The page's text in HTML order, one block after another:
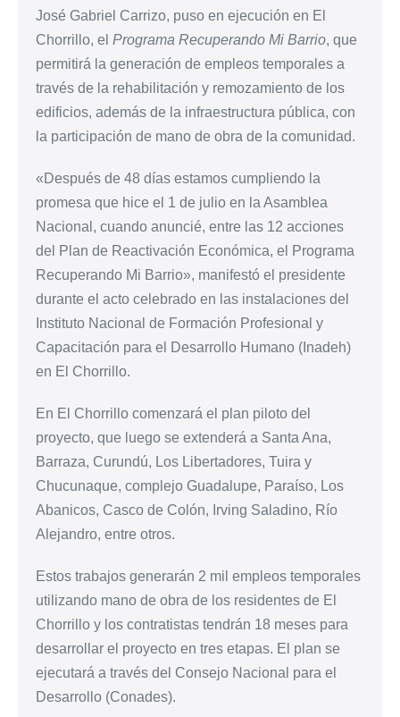
José Gabriel Carrizo, puso en ejecución en El
Chorrillo, el Programa Recuperando Mi Barrio, que
permitirá la generación de empleos temporales a
través de la rehabilitación y remozamiento de los
edificios, además de la infraestructura pública, con
la participación de mano de obra de la comunidad.
«Después de 48 días estamos cumpliendo la
promesa que hice el 1 de julio en la Asamblea
Nacional, cuando anuncié, entre las 12 acciones
del Plan de Reactivación Económica, el Programa
Recuperando Mi Barrio», manifestó el presidente
durante el acto celebrado en las instalaciones del
Instituto Nacional de Formación Profesional y
Capacitación para el Desarrollo Humano (Inadeh)
en El Chorrillo.
En El Chorrillo comenzará el plan piloto del
proyecto, que luego se extenderá a Santa Ana,
Barraza, Curundú, Los Libertadores, Tuira y
Chucunaque, complejo Guadalupe, Paraíso, Los
Abanicos, Casco de Colón, Irving Saladino, Río
Alejandro, entre otros.
Estos trabajos generarán 2 mil empleos temporales
utilizando mano de obra de los residentes de El
Chorrillo y los contratistas tendrán 18 meses para
desarrollar el proyecto en tres etapas. El plan se
ejecutará a través del Consejo Nacional para el
Desarrollo (Conades).